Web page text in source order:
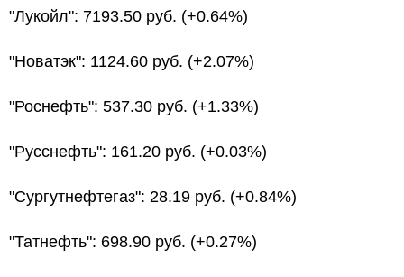
"Лукойл": 7193.50 руб. (+0.64%)
"Новатэк": 1124.60 руб. (+2.07%)
"Роснефть": 537.30 руб. (+1.33%)
"Русснефть": 161.20 руб. (+0.03%)
"Сургутнефтегаз": 28.19 руб. (+0.84%)
"Татнефть": 698.90 руб. (+0.27%)